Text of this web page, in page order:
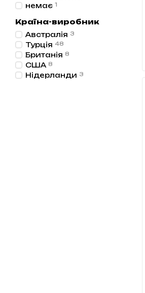
немає 1
Країна-виробник
Австралія 3
Турція 48
Британія 8
США 8
Нідерланди 3